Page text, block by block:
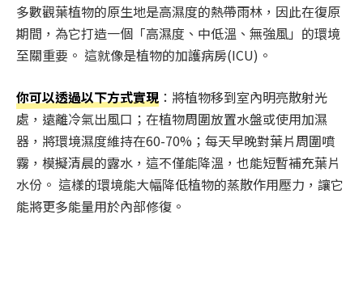
多數觀葉植物的原生地是高濕度的熱帶雨林，因此在復原
期間，為它打造一個「高濕度、中低溫、無強風」的環境
至關重要。 這就像是植物的加護病房(ICU)。
你可以透過以下方式實現 ：將植物移到室內明亮散射光
處，遠離冷氣出風口；在植物周圍放置水盤或使用加濕
器，將環境濕度維持在60-70%；每天早晚對葉片周圍噴
霧，模擬清晨的露水，這不僅能降溫，也能短暫補充葉片
水份。 這樣的環境能大幅降低植物的蒸散作用壓力，讓它
能將更多能量用於內部修復。